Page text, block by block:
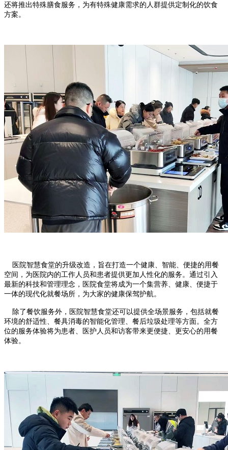
还将推出特殊膳食服务，为有特殊健康需求的人群提供定制化的饮食
方案。
医院智慧食堂的升级改造，旨在打造一个健康、智能、便捷的用餐
空间，为医院内的工作人员和患者提供更加人性化的服务。通过引入
最新的科技和管理理念，医院食堂将成为一个集营养、健康、便捷于
一体的现代化就餐场所，为大家的健康保驾护航。
除了餐饮服务外，医院智慧食堂还可以提供全场景服务，包括就餐
环境的舒适性、餐具消毒的智能化管理、餐后垃圾处理等方面。全方
位的服务体验将为患者、医护人员和访客带来更便捷、更安心的用餐
体验。